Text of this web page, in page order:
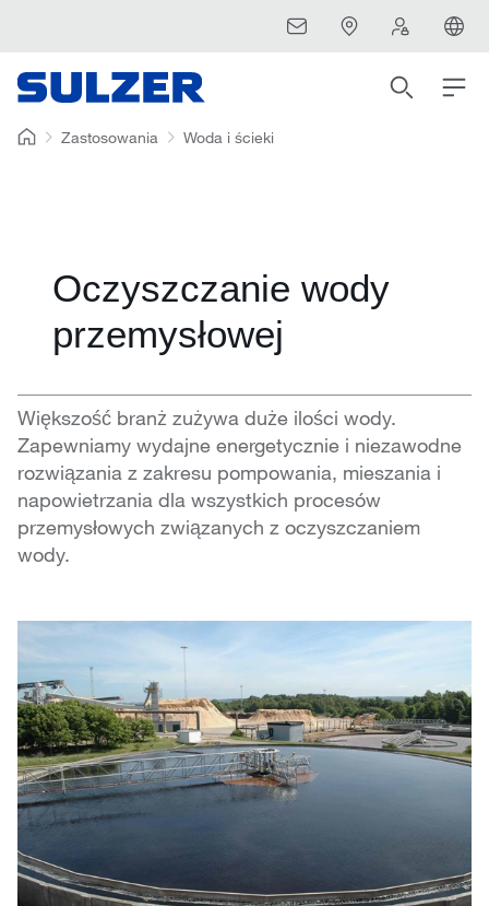
Zastosowania Woda i ścieki
Oczyszczanie wody
przemysłowej
Większość branż zużywa duże ilości wody.
Zapewniamy wydajne energetycznie i niezawodne
rozwiązania z zakresu pompowania, mieszania i
napowietrzania dla wszystkich procesów
przemysłowych związanych z oczyszczaniem
wody.